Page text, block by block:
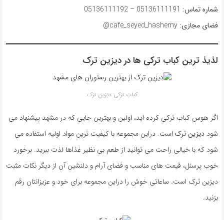
شماره تماس: 05136111191 – 05136111192
فضای مجازی: cafe_seyed_hashemy@
لذیذ ترین کباب ترکی ها در دیزین ترک
کباب ترکی دیزین ترک
اگر هوس کباب ترکی کرده اید، اولین و بهترین جایی که در مشهد پیشنهاد می
شود دیزین ترک است. دراین مجموعه با کیفیت ترین مواد اولیه استفاده می
شود که با خیالی راحت می توانید از طعم بی نظیر غذاها لذت ببرید. برخورد
خوب پرسنل، قیمت های مناسب و فضای آرام و دلنشین آن از دیگر نکات مثبت
دیزین ترک است. ساعاتی خوش را دراین مجموعه برای خود و عزیزانتان رقم
بزنید.